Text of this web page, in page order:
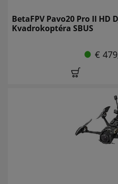
BetaFPV Pavo20 Pro II HD
Kvadrokoptéra SBUS
€